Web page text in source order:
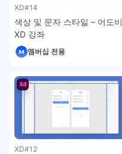
XD#14
색상 및 문자 스타일 – 어도비
XD 강좌
멤버십 전용
XD#12